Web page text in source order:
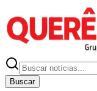
Buscar